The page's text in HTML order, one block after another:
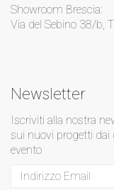
Showroom Brescia:
Via del Sebino 38/b,
Newsletter
Iscriviti alla nostra
sui nuovi progetti dai
evento